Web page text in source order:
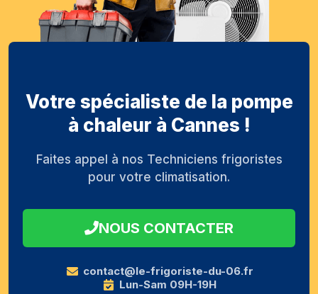
Votre spécialiste de la pompe
à chaleur à Cannes !
Faites appel à nos Techniciens frigoristes
pour votre climatisation.
NOUS CONTACTER
contact@le-frigoriste-du-06.fr
Lun-Sam 09H-19H